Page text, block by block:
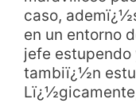
caso,
en un entorno
jefe
tambiï¿½n